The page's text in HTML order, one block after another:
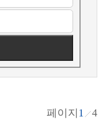
페이지 1 4